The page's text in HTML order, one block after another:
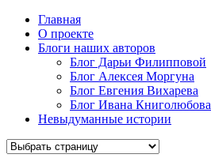
Главная
О проекте
Блоги наших авторов
Блог Дарьи Филипповой
Блог Алексея Моргуна
Блог Евгения Вихарева
Блог Ивана Книголюбова
Невыдуманные истории